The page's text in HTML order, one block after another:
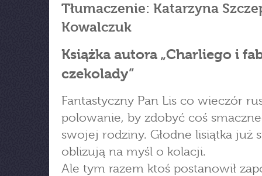
Tłumaczenie: Katarzyna
Kowalczuk
Książka autora „Charliego i
czekolady”
Fantastyczny Pan Lis co wieczór
polowanie, by zdobyć coś
swojej rodziny. Głodne lisiątka już
oblizują na myśl o kolacji.
Ale tym razem ktoś postanowił